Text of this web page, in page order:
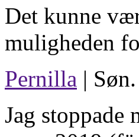
Det kunne
muligheden
Pernilla |
Jag stoppade